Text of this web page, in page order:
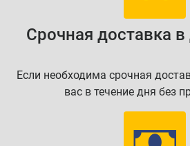
Срочная доставка в
Если необходима срочная
вас в течение дня без